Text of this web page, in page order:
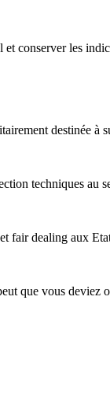
les
destinée à
techniques au
dealing aux
que vous deviez